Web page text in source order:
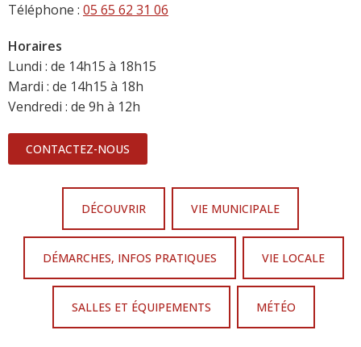
Téléphone : 05 65 62 31 06
Horaires
Lundi : de 14h15 à 18h15
Mardi : de 14h15 à 18h
Vendredi : de 9h à 12h
CONTACTEZ-NOUS
DÉCOUVRIR VIE MUNICIPALE
DÉMARCHES, INFOS PRATIQUES VIE LOCALE
SALLES ET ÉQUIPEMENTS MÉTÉO